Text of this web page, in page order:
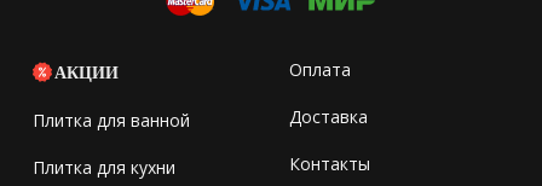
АКЦИИ
Плитка для ванной
Плитка для кухни
Оплата
Доставка
Контакты